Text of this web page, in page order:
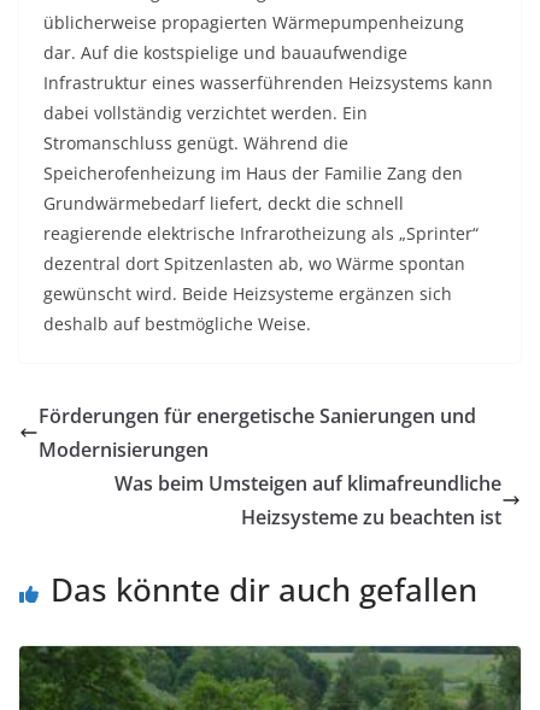
üblicherweise propagierten Wärmepumpenheizung
dar. Auf die kostspielige und bauaufwendige
Infrastruktur eines wasserführenden Heizsystems kann
dabei vollständig verzichtet werden. Ein
Stromanschluss genügt. Während die
Speicherofenheizung im Haus der Familie Zang den
Grundwärmebedarf liefert, deckt die schnell
reagierende elektrische Infrarotheizung als „Sprinter“
dezentral dort Spitzenlasten ab, wo Wärme spontan
gewünscht wird. Beide Heizsysteme ergänzen sich
deshalb auf bestmögliche Weise.
Förderungen für energetische Sanierungen und
Modernisierungen
Was beim Umsteigen auf klimafreundliche
Heizsysteme zu beachten ist
Das könnte dir auch gefallen